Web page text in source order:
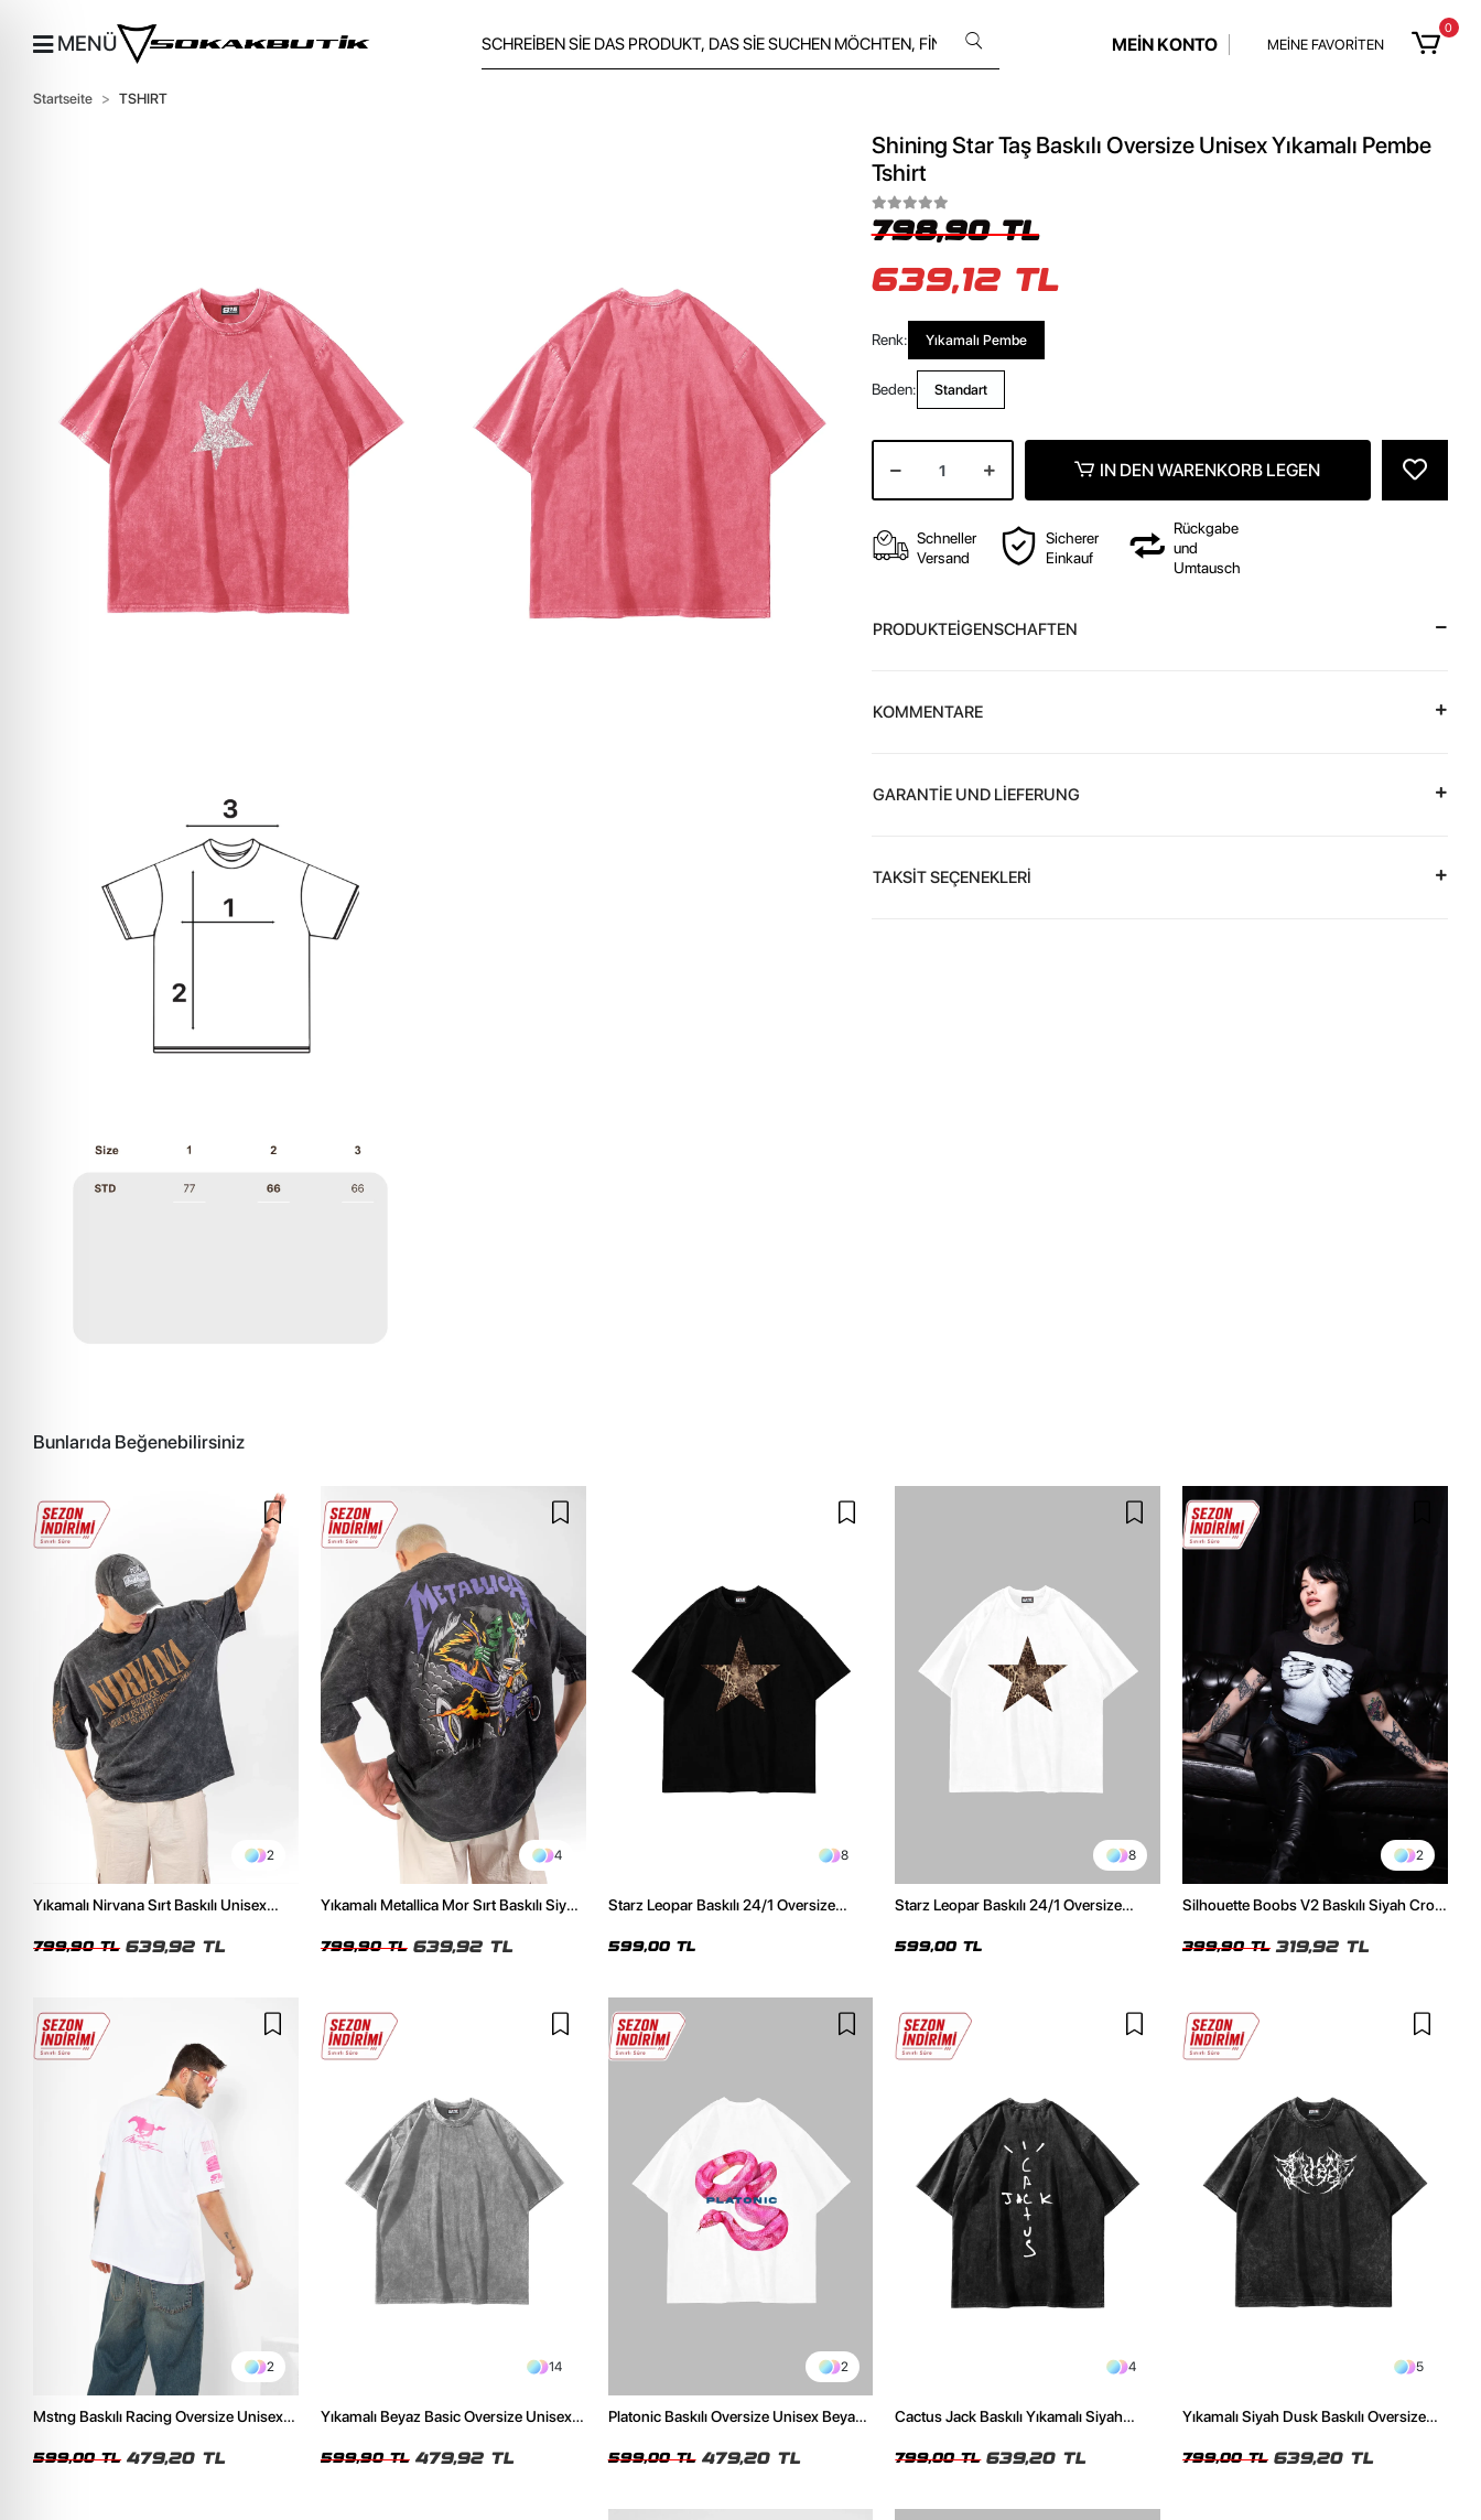
MENÜ MEİN KONTO MEİNE FAVORİTEN
0
Startseite TSHIRT
Shining Star Taş Baskılı Oversize Unisex Yıkamalı Pembe
Tshirt
798,90 TL
639,12 TL
Renk: Yıkamalı Pembe
Beden: Standart
IN DEN WARENKORB LEGEN
Schneller
Versand
Sicherer
Einkauf
Rückgabe
und
Umtausch
PRODUKTEİGENSCHAFTEN
KOMMENTARE
GARANTİE UND LİEFERUNG
TAKSİT SEÇENEKLERİ
Bunlarıda Beğenebilirsiniz
2
Yıkamalı Nirvana Sırt Baskılı Unisex
799,90 TL 639,92 TL
4
Yıkamalı Metallica Mor Sırt Baskılı Siyah
799,90 TL 639,92 TL
8
Starz Leopar Baskılı 24/1 Oversize
599,00 TL
8
Starz Leopar Baskılı 24/1 Oversize
599,00 TL
2
Silhouette Boobs V2 Baskılı Siyah Crop
399,90 TL 319,92 TL
2
Mstng Baskılı Racing Oversize Unisex
599,00 TL 479,20 TL
14
Yıkamalı Beyaz Basic Oversize Unisex
599,90 TL 479,92 TL
2
Platonic Baskılı Oversize Unisex Beyaz
599,00 TL 479,20 TL
4
Cactus Jack Baskılı Yıkamalı Siyah
799,00 TL 639,20 TL
5
Yıkamalı Siyah Dusk Baskılı Oversize
799,00 TL 639,20 TL